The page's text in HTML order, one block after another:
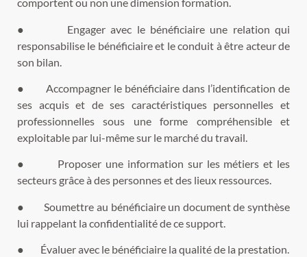
● Engager avec le bénéficiaire une relation qui
responsabilise le bénéficiaire et le conduit à être acteur de
son bilan.
● Accompagner le bénéficiaire dans l’identification de
ses acquis et de ses caractéristiques personnelles et
professionnelles sous une forme compréhensible et
exploitable par lui-même sur le marché du travail.
● Proposer une information sur les métiers et les
secteurs grâce à des personnes et des lieux ressources.
● Soumettre au bénéficiaire un document de synthèse
lui rappelant la confidentialité de ce support.
● Évaluer avec le bénéficiaire la qualité de la prestation.